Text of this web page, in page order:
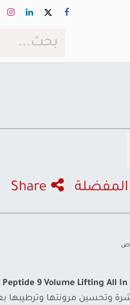
Share
Peptide 9 Volume Lifting All In
وتحسين مرونتها وترطيبها